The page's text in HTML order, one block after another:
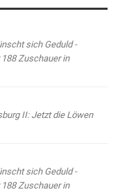
sich Geduld -
Zuschauer in
II: Jetzt die Löwen
sich Geduld -
Zuschauer in